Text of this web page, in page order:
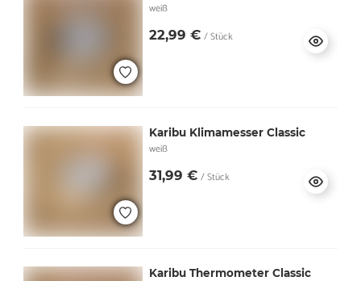
weiß
22,99 € / Stück
Karibu Klimamesser Classic
weiß
31,99 € / Stück
Karibu Thermometer Classic